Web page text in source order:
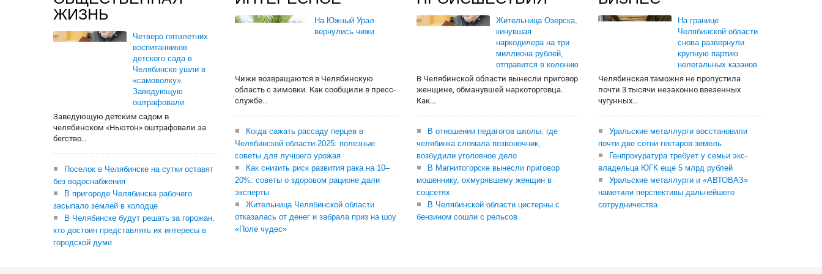
ЖИЗНЬ
Четверо пятилетних
воспитанников
детского сада в
Челябинске ушли в
«самоволку».
Заведующую
оштрафовали
Заведующую детским садом в
челябинском «Ньютон» оштрафовали за
бегство...
Поселок в Челябинске на сутки оставят
без водоснабжения
В пригороде Челябинска рабочего
засыпало землей в колодце
В Челябинске будут решать за горожан,
кто достоин представлять их интересы в
городской думе
На Южный Урал
вернулись чижи
Чижи возвращаются в Челябинскую
область с зимовки. Как сообщили в пресс-
службе...
Когда сажать рассаду перцев в
Челябинской области-2025: полезные
советы для лучшего урожая
Как снизить риск развития рака на 10–
20%: советы о здоровом рационе дали
эксперты
Жительница Челябинской области
отказалась от денег и забрала приз на шоу
«Поле чудес»
Жительница Озерска,
кинувшая
наркодилера на три
миллиона рублей,
отправится в колонию
В Челябинской области вынесли приговор
женщине, обманувшей наркоторговца.
Как...
В отношении педагогов школы, где
челябинка сломала позвоночник,
возбудили уголовное дело
В Магнитогорске вынесли приговор
мошеннику, охмурявшему женщин в
соцсетях
В Челябинской области цистерны с
бензином сошли с рельсов
На границе
Челябинской области
снова развернули
крупную партию
нелегальных казанов
Челябинская таможня не пропустила
почти 3 тысячи незаконно ввезенных
чугунных...
Уральские металлурги восстановили
почти две сотни гектаров земель
Генпрокуратура требует у семьи экс-
владельца ЮГК еще 5 млрд рублей
Уральские металлурги и «АВТОВАЗ»
наметили перспективы дальнейшего
сотрудничества